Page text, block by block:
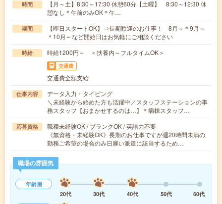
時間
【月～土】8:30～17:30 休憩60分【土曜】 8:30～12:30 休
憩なし＊午前のみOK＊午…
期間
【即日スタートOK】⇒長期歓迎のお仕事！ 8月～＊9月～
＊10月～など開始日はお気軽にご相談ください
時給 時給1200円～ ＜扶養内～フルタイムOK＞
交通費
交通費全額支給
仕事内容
データ入力・タイピング
＼未経験から始めた方も活躍中／スタッフステーションの事
務スタッフ【おまかせするのは…】＊病棟スタッフ…
応募資格
職種未経験OK / ブランクOK / 英語力不要
《無資格・未経験OK》長期のお仕事ですが週20時間未満の
勤務ご希望の場合のみ日雇い派遣に該当するため…
職場の雰囲気
年齢層
20代
30代 40代 50代
60代